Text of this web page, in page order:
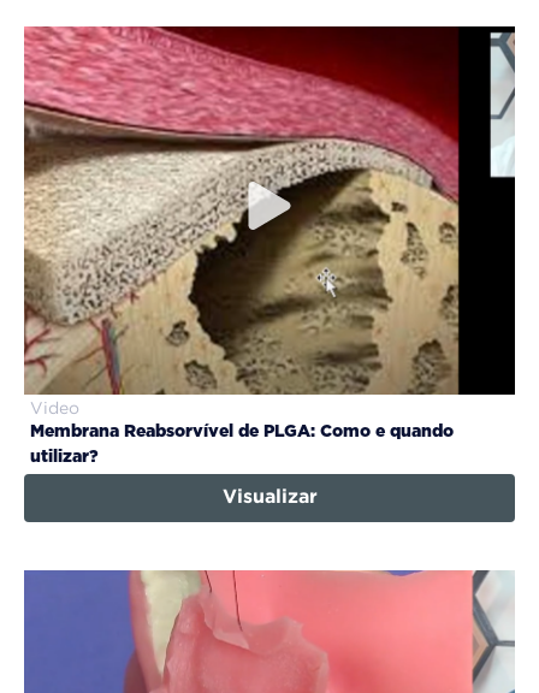
Video
Membrana Reabsorvível de PLGA: Como e quando
utilizar?
Visualizar